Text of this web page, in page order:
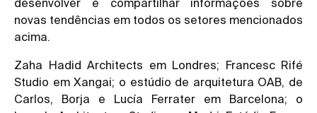
novas tendências em todos os setores mencionados
acima.
Zaha Hadid Architects em Londres; Francesc Rifé
Studio em Xangai; o estúdio de arquitetura OAB, de
Carlos, Borja e Lucía Ferrater em Barcelona; o